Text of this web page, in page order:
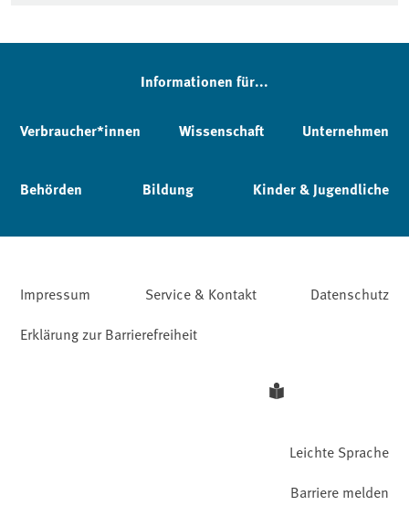
Informationen für...
Verbraucher*innen Wissenschaft Unternehmen
Behörden Bildung Kinder & Jugendliche
Impressum Service & Kontakt
Datenschutz
Erklärung zur Barrierefreiheit
Leichte Sprache
Barriere melden